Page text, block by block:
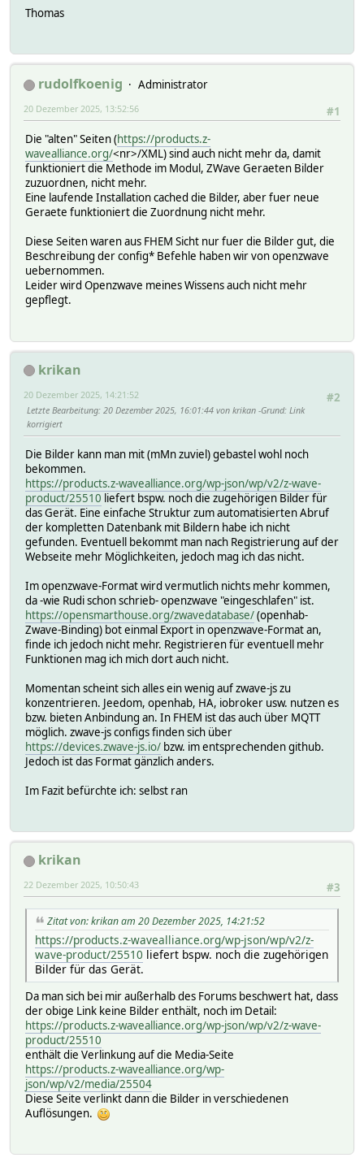
Thomas
rudolfkoenig
Administrator
#1
20 Dezember 2025, 13:52:56
Die "alten" Seiten (https://products.z-
wavealliance.org/<nr>/XML) sind auch nicht mehr da, damit
funktioniert die Methode im Modul, ZWave Geraeten Bilder
zuzuordnen, nicht mehr.
Eine laufende Installation cached die Bilder, aber fuer neue
Geraete funktioniert die Zuordnung nicht mehr.
Diese Seiten waren aus FHEM Sicht nur fuer die Bilder gut, die
Beschreibung der config* Befehle haben wir von openzwave
uebernommen.
Leider wird Openzwave meines Wissens auch nicht mehr
gepflegt.
krikan
#2
20 Dezember 2025, 14:21:52
Letzte Bearbeitung: 20 Dezember 2025, 16:01:44 von krikan Grund: Link
korrigiert
Die Bilder kann man mit (mMn zuviel) gebastel wohl noch
bekommen.
https://products.z-wavealliance.org/wp-json/wp/v2/z-wave-
product/25510 liefert bspw. noch die zugehörigen Bilder für
das Gerät. Eine einfache Struktur zum automatisierten Abruf
der kompletten Datenbank mit Bildern habe ich nicht
gefunden. Eventuell bekommt man nach Registrierung auf der
Webseite mehr Möglichkeiten, jedoch mag ich das nicht.
Im openzwave-Format wird vermutlich nichts mehr kommen,
da -wie Rudi schon schrieb- openzwave "eingeschlafen" ist.
https://opensmarthouse.org/zwavedatabase/(openhab-
Zwave-Binding) bot einmal Export in openzwave-Format an,
finde ich jedoch nicht mehr. Registrieren für eventuell mehr
Funktionen mag ich mich dort auch nicht.
Momentan scheint sich alles ein wenig auf zwave-js zu
konzentrieren. Jeedom, openhab, HA, iobroker usw. nutzen es
bzw. bieten Anbindung an. In FHEM ist das auch über MQTT
möglich. zwave-js configs finden sich über
https://devices.zwave-js.io/ bzw. im entsprechenden github.
Jedoch ist das Format gänzlich anders.
Im Fazit befürchte ich: selbst ran
krikan
#3
22 Dezember 2025, 10:50:43
Zitat von: krikan am 20 Dezember 2025, 14:21:52
https://products.z-wavealliance.org/wp-json/wp/v2/z-
wave-product/25510 liefert bspw. noch die zugehörigen
Bilder für das Gerät.
Da man sich bei mir außerhalb des Forums beschwert hat, dass
der obige Link keine Bilder enthält, noch im Detail:
https://products.z-wavealliance.org/wp-json/wp/v2/z-wave-
product/25510
enthält die Verlinkung auf die Media-Seite
https://products.z-wavealliance.org/wp-
json/wp/v2/media/25504
Diese Seite verlinkt dann die Bilder in verschiedenen
Auflösungen.